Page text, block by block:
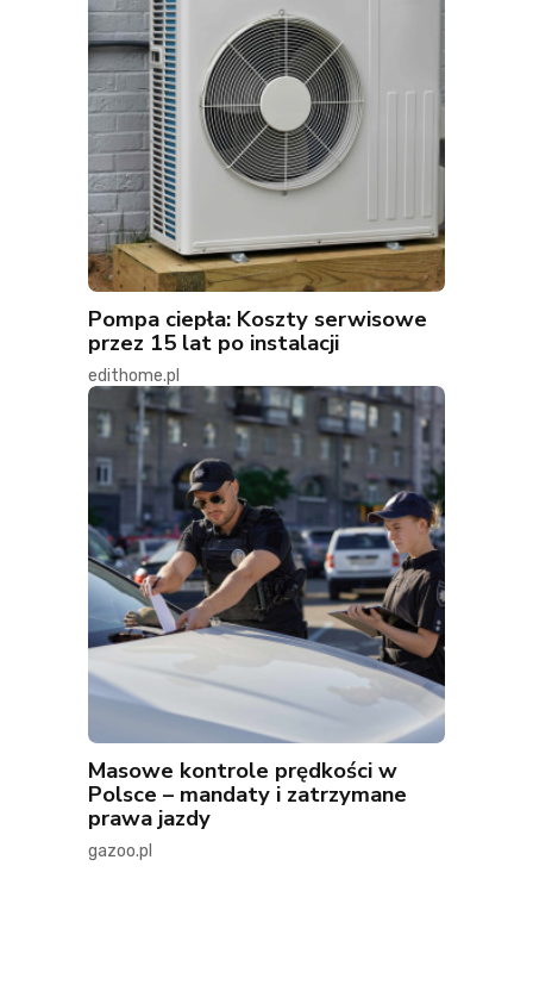
Pompa ciepła: Koszty serwisowe
przez 15 lat po instalacji
edithome.pl
Masowe kontrole prędkości w
Polsce – mandaty i zatrzymane
prawa jazdy
gazoo.pl